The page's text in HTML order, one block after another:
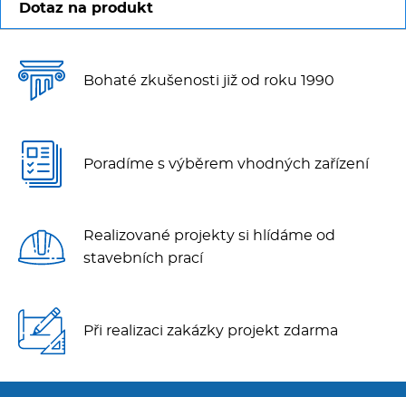
Vodní lázně
Ostatní
Dotaz na produkt
Bohaté zkušenosti již od roku 1990
Poradíme s výběrem vhodných zařízení
Realizované projekty si hlídáme od
stavebních prací
Při realizaci zakázky projekt zdarma